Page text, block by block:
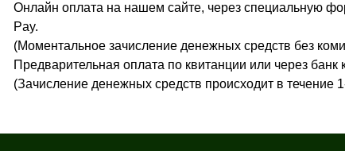
Онлайн оплата на нашем сайте, через специальную
Pay.
(Моментальное зачисление денежных средств без
Предварительная оплата по квитанции или через
(Зачисление денежных средств происходит в течение